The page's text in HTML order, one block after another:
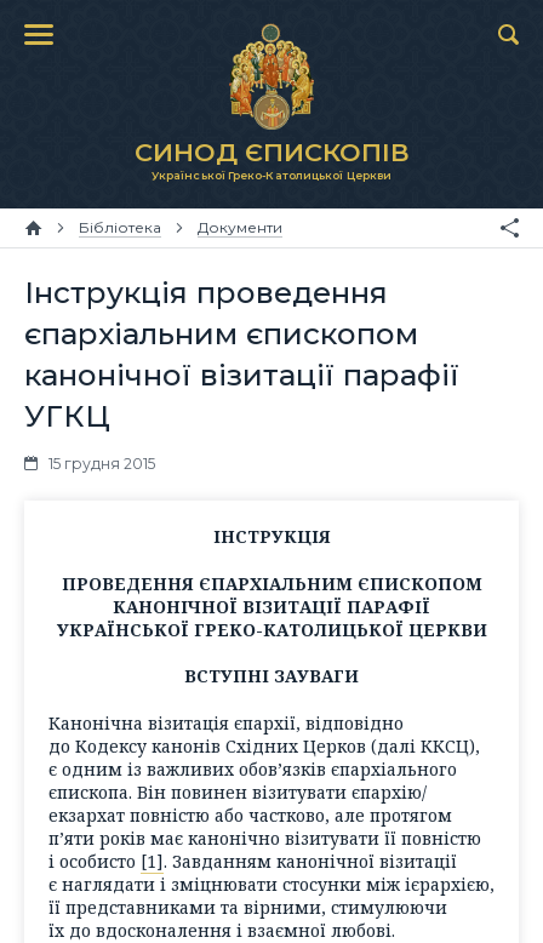
СИНОД ЄПИСКОПІВ
Української Греко-Католицької Церкви
Бібліотека Документи
Інструкція проведення
єпархіальним єпископом
канонічної візитації парафії
УГКЦ
15 грудня 2015
ІНСТРУКЦІЯ
ПРОВЕДЕННЯ ЄПАРХІАЛЬНИМ ЄПИСКОПОМ
КАНОНІЧНОЇ ВІЗИТАЦІЇ ПАРАФІЇ
УКРАЇНСЬКОЇ ГРЕКО-КАТОЛИЦЬКОЇ ЦЕРКВИ
ВСТУПНІ ЗАУВАГИ
Канонічна візитація єпархії, відповідно
до Кодексу канонів Східних Церков (далі ККСЦ),
є одним із важливих обов’язків єпархіального
єпископа. Він повинен візитувати єпархію/
екзархат повністю або частково, але протягом
п’яти років має канонічно візитувати її повністю
і особисто [1]. Завданням канонічної візитації
є наглядати і зміцнювати стосунки між ієрархією,
її представниками та вірними, стимулюючи
їх до вдосконалення і взаємної любові.